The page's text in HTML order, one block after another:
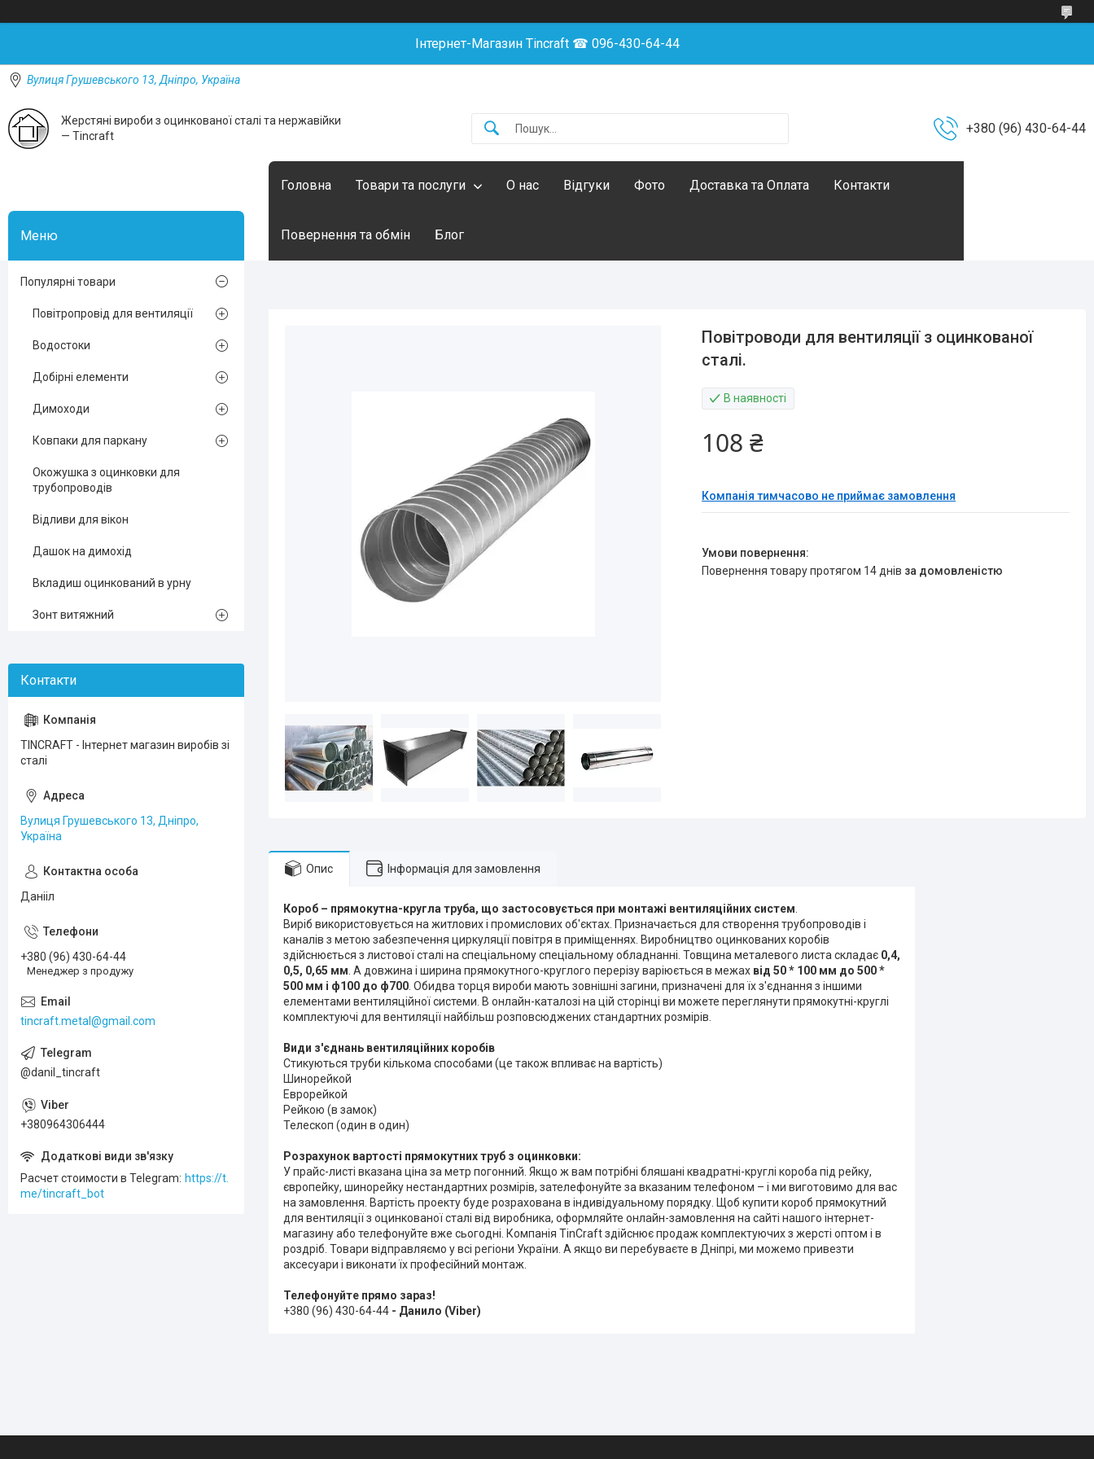
Інтернет-Магазин Tincraft ☎︎ 096-430-64-44
Вулиця Грушевського 13, Дніпро, Україна
Жерстяні вироби з оцинкованої сталі та нержавійки
— Tincraft
+380 (96) 430-64-44
Головна Товари та послуги О нас Відгуки Фото Доставка та Оплата Контакти
Повернення та обмін Блог
Повітроводи для вентиляції з оцинкованої
сталі.
В наявності
108 ₴
Компанія тимчасово не приймає замовлення
повернення товару протягом 14 днів за домовленістю
Опис Інформація для замовлення
Короб – прямокутна-кругла труба, що застосовується при монтажі вентиляційних систем
Виріб використовується на житлових і промислових об'єктах. Призначається для створення трубопроводів і
каналів з метою забезпечення циркуляції повітря в приміщеннях. Виробництво оцинкованих коробів
здійснюється з листової сталі на спеціальному спеціальному обладнанні. Товщина металевого листа складає 0,4,
0,5, 0,65 мм . А довжина і ширина прямокутного-круглого перерізу варіюється в межах від 50 * 100 мм до 500 *
500 мм і ф100 до ф700 . Обидва торця вироби мають зовнішні загини, призначені для їх з'єднання з іншими
елементами вентиляційної системи. В онлайн-каталозі на цій сторінці ви можете переглянути прямокутні-круглі
комплектуючі для вентиляції найбільш розповсюджених стандартних розмірів.
Види з'єднань вентиляційних коробів
Стикуються труби кількома способами (це також впливає на вартість)
Шинорейкой
Еврорейкой
Рейкою (в замок)
Телескоп (один в один)
Розрахунок вартості прямокутних труб з оцинковки:
У прайс-листі вказана ціна за метр погонний. Якщо ж вам потрібні бляшані квадратні-круглі короба під рейку,
європейку, шинорейку нестандартних розмірів, зателефонуйте за вказаним телефоном – і ми виготовимо для вас
на замовлення. Вартість проекту буде розрахована в індивідуальному порядку. Щоб купити короб прямокутний
для вентиляції з оцинкованої сталі від виробника, оформляйте онлайн-замовлення на сайті нашого інтернет-
магазину або телефонуйте вже сьогодні. Компанія TinCraft здійснює продаж комплектуючих з жерсті оптом і в
роздріб. Товари відправляємо у всі регіони України. А якщо ви перебуваєте в Дніпрі, ми можемо привезти
аксесуари і виконати їх професійний монтаж.
Телефонуйте прямо зараз!
+380 (96) 430-64-44 - Данило (Viber)
Популярні товари
Повітропровід для вентиляції
Водостоки
Добірні елементи
Димоходи
Ковпаки для паркану
Окожушка з оцинковки для
трубопроводів
Відливи для вікон
Дашок на димохід
Вкладиш оцинкований в урну
Зонт витяжний
TINCRAFT - Інтернет магазин виробів зі
сталі
Вулиця Грушевського 13, Дніпро,
Україна
Данііл
+380 (96) 430-64-44
Менеджер з продужу
tincraft.metal@gmail.com
@danil_tincraft
+380964306444
Расчет стоимости в Telegram
https://t.
me/tincraft_bot